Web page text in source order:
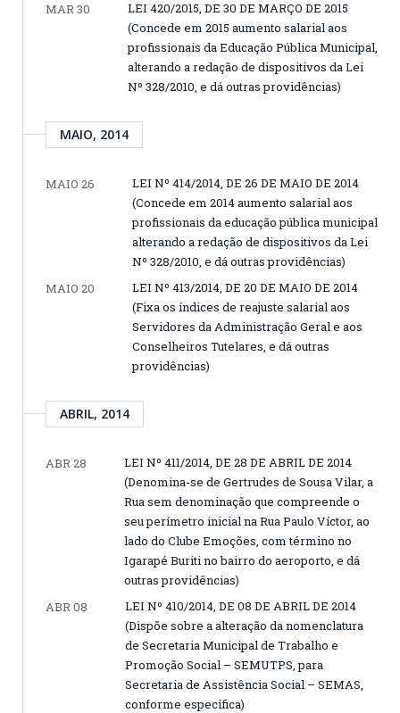
MAR 30
LEI 420/2015, DE 30 DE MARÇO DE 2015
(Concede em 2015 aumento salarial aos
profissionais da Educação Pública Municipal,
alterando a redação de dispositivos da Lei
Nº 328/2010, e dá outras providências)
MAIO, 2014
MAIO 26
LEI Nº 414/2014, DE 26 DE MAIO DE 2014
(Concede em 2014 aumento salarial aos
profissionais da educação pública municipal
alterando a redação de dispositivos da Lei
Nº 328/2010, e dá outras providências)
MAIO 20
LEI Nº 413/2014, DE 20 DE MAIO DE 2014
(Fixa os índices de reajuste salarial aos
Servidores da Administração Geral e aos
Conselheiros Tutelares, e dá outras
providências)
ABRIL, 2014
ABR 28
LEI Nº 411/2014, DE 28 DE ABRIL DE 2014
(Denomina-se de Gertrudes de Sousa Vilar, a
Rua sem denominação que compreende o
seu perímetro inicial na Rua Paulo Víctor, ao
lado do Clube Emoções, com término no
Igarapé Buriti no bairro do aeroporto, e dá
outras providências)
ABR 08
LEI Nº 410/2014, DE 08 DE ABRIL DE 2014
(Dispõe sobre a alteração da nomenclatura
de Secretaria Municipal de Trabalho e
Promoção Social – SEMUTPS, para
Secretaria de Assistência Social – SEMAS,
conforme específica)